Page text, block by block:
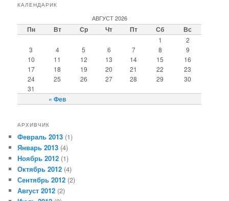
КАЛЕНДАРИК
АВГУСТ 2026
Пн Вт Ср Чт Пт Сб Вс
« Фев
1
2
3
4 5 6 7 8
9
10
11 12 13 14 15
16
17
18 19 20 21 22
23
24
25 26 27 28 29
30
31
АРХИВЧИК
Февраль 2013 (1)
Январь 2013 (4)
Ноябрь 2012 (1)
Октябрь 2012 (4)
Сентябрь 2012 (2)
Август 2012 (2)